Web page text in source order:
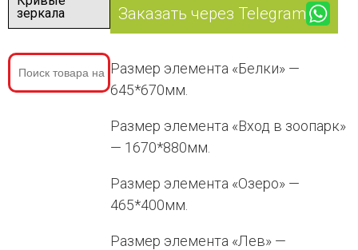
зеркала
Заказать через Telegram
Размер элемента «Белки» —
645*670мм.
Размер элемента «Вход в зоопарк»
— 1670*880мм.
Размер элемента «Озеро» —
465*400мм.
Размер элемента «Лев» —